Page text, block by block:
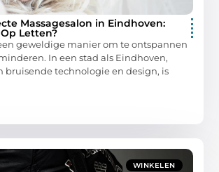
Massagesalon in Eindhoven:
Letten?
geweldige manier om te ontspannen
In een stad als Eindhoven,
bruisende technologie en design, is
WINKELEN